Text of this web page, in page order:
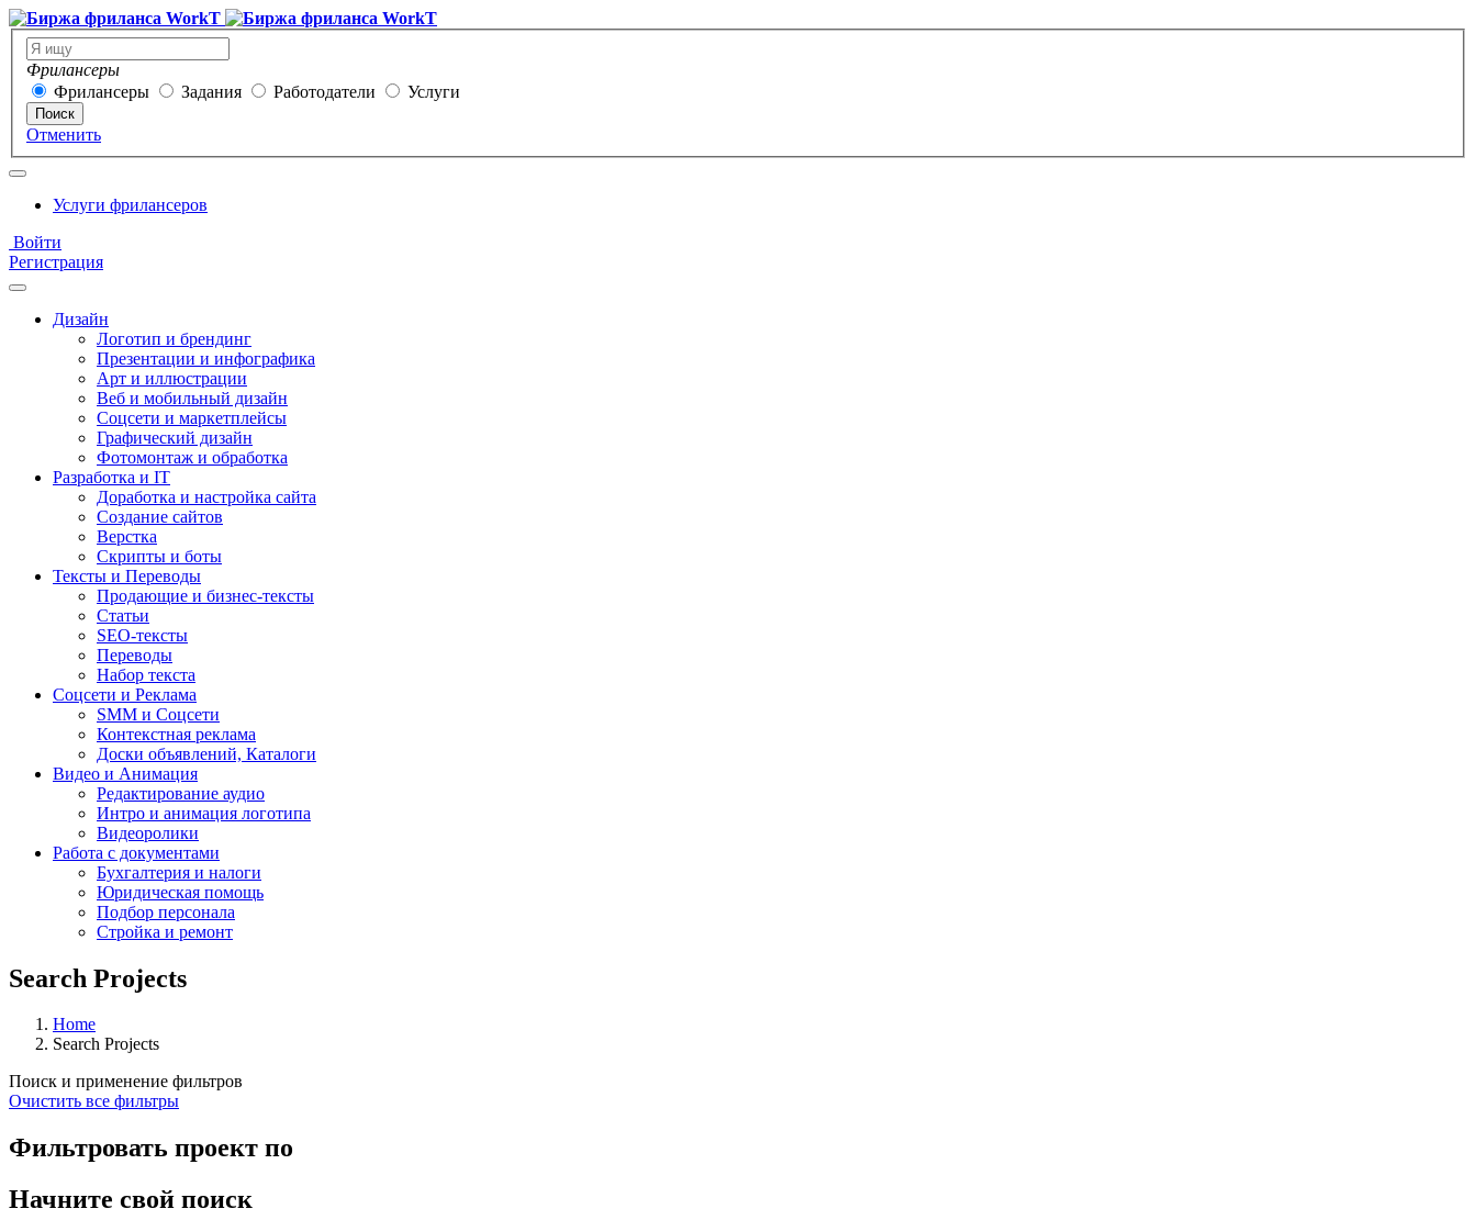
Фрилансеры
Фрилансеры
Задания Работодатели Услуги
Поиск
Отменить
Услуги фрилансеров
Войти
Регистрация
Дизайн
Логотип и брендинг
Презентации и инфографика
Арт и иллюстрации
Веб и мобильный дизайн
Соцсети и маркетплейсы
Графический дизайн
Фотомонтаж и обработка
Разработка и IT
Доработка и настройка сайта
Создание сайтов
Верстка
Скрипты и боты
Тексты и Переводы
Продающие и бизнес-тексты
Статьи
SEO-тексты
Переводы
Набор текста
Соцсети и Реклама
SMM и Соцсети
Контекстная реклама
Доски объявлений, Каталоги
Видео и Анимация
Редактирование аудио
Интро и анимация логотипа
Видеоролики
Работа с документами
Бухгалтерия и налоги
Юридическая помощь
Подбор персонала
Стройка и ремонт
Search Projects
Home
Search Projects
Поиск и применение фильтров
Очистить все фильтры
Фильтровать проект по
Начните свой поиск